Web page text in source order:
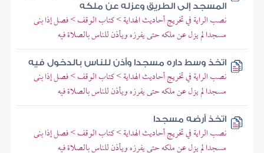
المسجد إلى الطريق وعزله عن ملكه
نصب الراية في تخريج أحاديث الهداية > كتاب الوقف > فصل إذا بنى
مسجدا لم يزل عن ملكه حتى يفرزه ويأذن للناس بالصلاة فيه
اتخذ وسط داره مسجدا وأذن للناس بالدخول فيه
نصب الراية في تخريج أحاديث الهداية > كتاب الوقف > فصل إذا بنى
مسجدا لم يزل عن ملكه حتى يفرزه ويأذن للناس بالصلاة فيه
اتخذ أرضه مسجدا
نصب الراية في تخريج أحاديث الهداية > كتاب الوقف > فصل إذا بنى
مسجدا لم يزل عن ملكه حتى يفرزه ويأذن للناس بالصلاة فيه